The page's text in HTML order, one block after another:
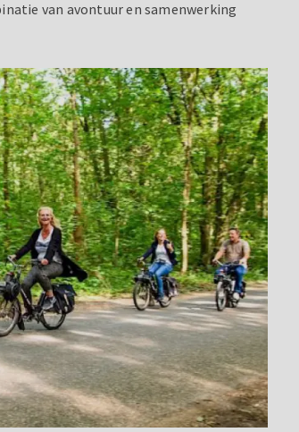
van avontuur en samenwerking